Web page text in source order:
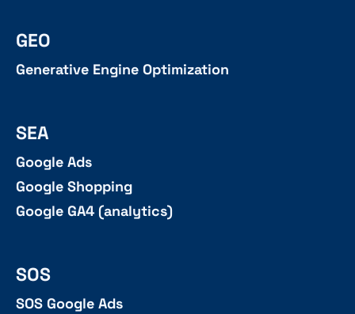
GEO
Generative Engine Optimization
SEA
Google Ads
Google Shopping
Google GA4 (analytics)
SOS
SOS Google Ads